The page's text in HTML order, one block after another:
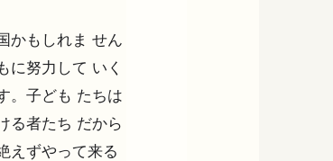
かもしれま せん
に努力して いく
。子ども たちは
る者たち だから
えずやって来る